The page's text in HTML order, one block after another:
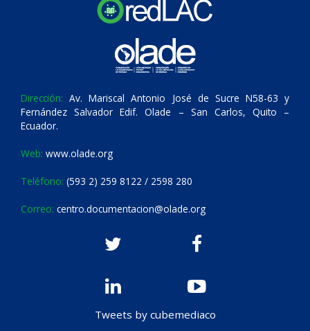
Dirección: Av. Mariscal Antonio José de Sucre N58-63 y
Fernández Salvador Edif. Olade – San Carlos, Quito –
Ecuador.
Web: www.olade.org
Teléfono: (593 2) 259 8122 / 2598 280
Correo: centro.documentacion@olade.org
Tweets by cubemediaco